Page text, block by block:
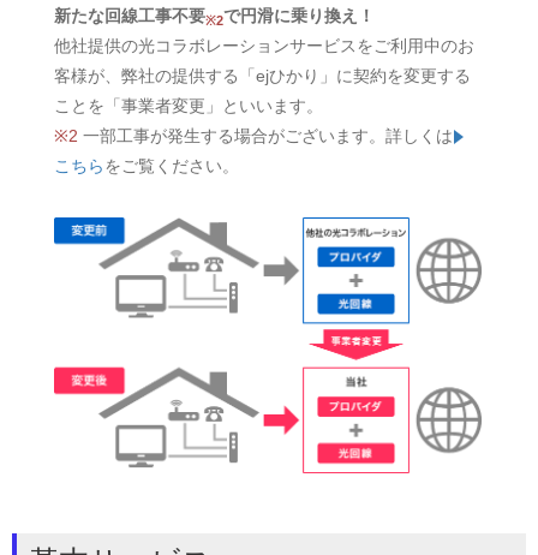
新たな回線工事不要※2で円滑に乗り換え！
他社提供の光コラボレーションサービスをご利用中のお
客様が、弊社の提供する「ejひかり」に契約を変更する
ことを「事業者変更」といいます。
※2 一部工事が発生する場合がございます。詳しくは
こちらをご覧ください。